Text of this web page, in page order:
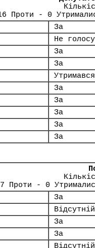
Проти - 0
За
Не
За
За
Утримався
За
За
За
За
За
Проти - 0
За
Відсутній
За
За
Відсутній